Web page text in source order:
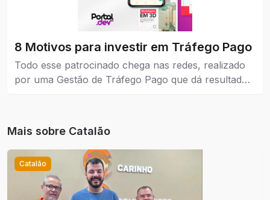
8 Motivos para investir em Tráfego Pago
Todo esse patrocinado chega nas redes, realizado
por uma Gestão de Tráfego Pago que dá resultados
Mais sobre Catalão
Catalão